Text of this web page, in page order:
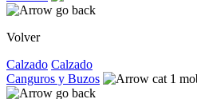
Volver
Calzado Calzado
Canguros y Buzos